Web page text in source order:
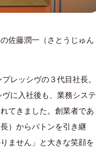
佐藤潤一（さとうじゅん
レッシヴの３代目社長。
に入社後も、業務システ
てきました。創業者であ
）からバトンを引き継
ません」と大きな笑顔を